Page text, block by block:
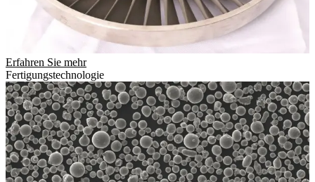
Erfahren Sie mehr
Fertigungstechnologie